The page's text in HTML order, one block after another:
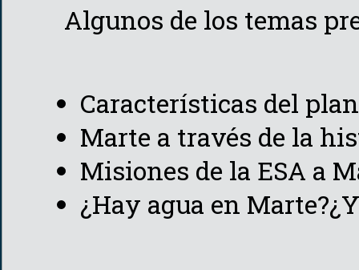
Algunos de los temas
Características del
Marte a través de la
Misiones de la ESA a
¿Hay agua en